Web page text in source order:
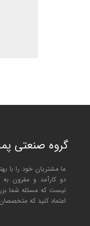
گروه صنعتی
ما مشتریان خود را با
دو کارآمد و مقرون به
نیست که مسئله شما
اعتماد کنید که